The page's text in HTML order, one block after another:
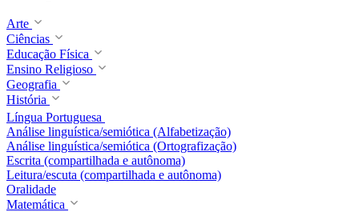
Arte
Ciências
Educação Física
Ensino Religioso
Geografia
História
Língua Portuguesa
Análise linguística/semiótica (Alfabetização)
Análise linguística/semiótica (Ortografização)
Escrita (compartilhada e autônoma)
Leitura/escuta (compartilhada e autônoma)
Oralidade
Matemática